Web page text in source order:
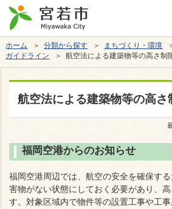
ホーム ＞分類から探す ＞ まちづくり・環境
ガイドライン
＞ 航空法による建築物等の高さ制
航空法による建築物等の高さ
福岡空港からのお知らせ
福岡空港周辺では、航空の安全を確保す
害物がない状態にしておく必要があり、
す。対象区域内で物件等の設置工事や工